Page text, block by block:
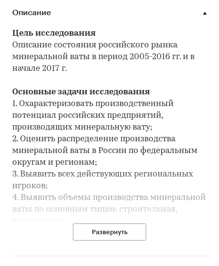
Описание
Цель исследования
Описание состояния российского рынка
минеральной ваты в период 2005-2016 гг. и в
начале 2017 г.
Основные задачи исследования
1. Охарактеризовать производственный
потенциал российских предприятий,
производящих минеральную вату;
2. Оценить распределение производства
минеральной ваты в России по федеральным
округам и регионам;
3. Выявить всех действующих региональных
игроков;
4. Выявить объемы производства минеральной
ваты по основным типам: строительная,
5. Оценить степень насыщенности рынка
6. Охарактеризовать потенциал новых
Развернуть